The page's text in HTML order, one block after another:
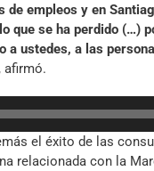
de empleos y en
que se ha perdido (…)
a ustedes, a las
, afirmó.
el éxito de las
relacionada con la